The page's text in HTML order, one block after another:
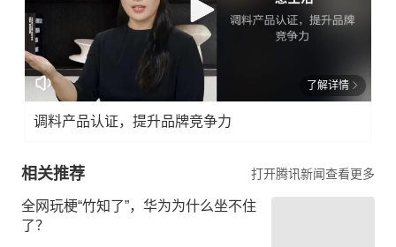
了解详情
调料产品认证，提升品牌竞争力
相关推荐 打开腾讯新闻查看更多
全网玩梗“竹知了”，华为为什么坐不住
了？